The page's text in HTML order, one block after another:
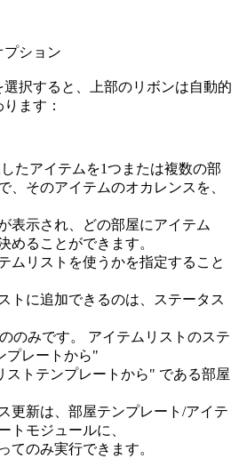
プション
択すると、上部のリボンは自動的
ます：
たアイテムを1つまたは複数の部
、そのアイテムのオカレンスを、
表示され、どの部屋にアイテム
めることができます。
ムリストを使うかを指定すること
トに追加できるのは、ステータス
のみです。 アイテムリストのステ
プレートから"
ストテンプレートから" である部屋
更新は、部屋テンプレート/アイテ
トモジュールに、
てのみ実行できます。